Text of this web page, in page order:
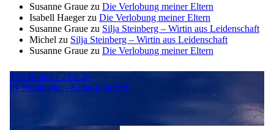
Susanne Graue zu Die Verlobung meiner Eltern
Isabell Haegerzu Die Verlobung meiner Eltern
Susanne Graue zu Silja Steinberg – Wirtin aus Leidenschaft
Michel zu Silja Steinberg – Wirtin aus Leidenschaft
Susanne Graue zu Die Verlobung meiner Eltern